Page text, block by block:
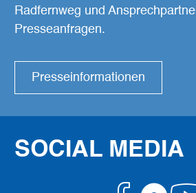
Radfernweg und
Presseanfragen.
Presseinformationen
SOCIAL MEDIA